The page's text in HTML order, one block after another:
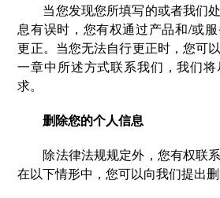
当您发现您所填写的或者我们
息有误时，您有权通过产品和/或
更正。当您无法自行更正时，您可
一章中所述方式联系我们，我们
求。
删除您的个人信息
除法律法规规定外，您有权联
在以下情形中，您可以向我们提出